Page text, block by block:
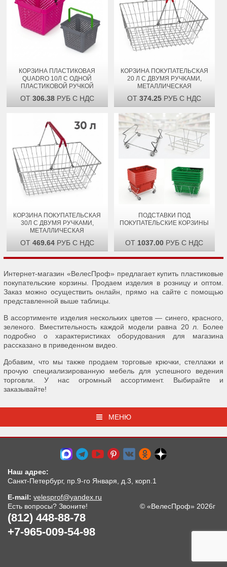
КОРЗИНА ПЛАСТИКОВАЯ
QUADRO 10Л С ОДНОЙ
ПЛАСТИКОВОЙ РУЧКОЙ
ОТ 306.38РУБ С НДС
КОРЗИНА ПОКУПАТЕЛЬСКАЯ
20 Л С ДВУМЯ РУЧКАМИ,
МЕТАЛЛИЧЕСКАЯ
ОТ374.25 РУБ С НДС
КОРЗИНА ПОКУПАТЕЛЬСКАЯ
30Л С ДВУМЯ РУЧКАМИ,
МЕТАЛЛИЧЕСКАЯ
ОТ 469.64РУБ С НДС
ПОДСТАВКИ ПОД
ПОКУПАТЕЛЬСКИЕ КОРЗИНЫ
ОТ 1037.00 РУБ С НДС
Интернет-магазин «ВелесПроф» предлагает купить пластиковые
покупательские корзины. Продаем изделия в розницу и оптом.
Заказ можно осуществить онлайн, прямо на сайте с помощью
представленной выше таблицы.
В ассортименте изделия нескольких цветов — синего, красного,
зеленого. Вместительность каждой модели равна 20 л. Более
подробно о характеристиках оборудования для магазина
рассказано в приведенном видео.
Добавим, что мы также продаем торговые крючки, стеллажи и
прочую специализированную мебель для успешного ведения
торговли. У нас огромный ассортимент. Выбирайте и
заказывайте!
МЕНЮ
Наш адрес:
Санкт-Петербург, пр.9-го Января, д.3, корп.1
E-mail: velesprof@yandex.ru
Есть вопросы? Звоните!
(812) 448-88-78
+7-965-009-54-98
© «ВелесПроф» 2026г